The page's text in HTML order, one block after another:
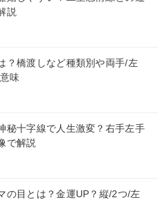
説
？橋渡しなど種類別や両手/左
味
秘十字線で人生激変？右手左手
で解説
の目とは？金運UP？縦/2つ/左